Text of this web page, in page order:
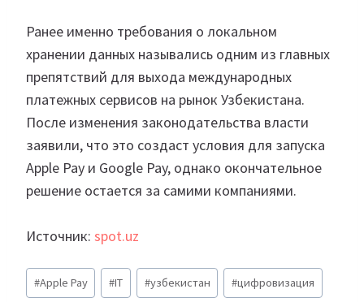
Ранее именно требования о локальном
хранении данных назывались одним из главных
препятствий для выхода международных
платежных сервисов на рынок Узбекистана.
После изменения законодательства власти
заявили, что это создаст условия для запуска
Apple Pay и Google Pay, однако окончательное
решение остается за самими компаниями.
Источник: spot.uz
Метки
записи:
#Apple Pay #IT #узбекистан #цифровизация